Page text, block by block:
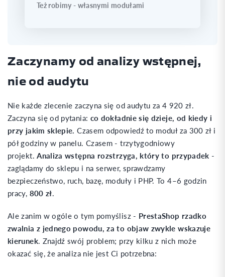
Też robimy - własnymi modułami
Zaczynamy od analizy wstępnej,
nie od audytu
Nie każde zlecenie zaczyna się od audytu za 4 920 zł.
Zaczyna się od pytania: co dokładnie się dzieje, od kiedy i
przy jakim sklepie. Czasem odpowiedź to moduł za 300 zł i
pół godziny w panelu. Czasem - trzytygodniowy
projekt.Analiza wstępna rozstrzyga, który to przypadek -
zaglądamy do sklepu i na serwer, sprawdzamy
bezpieczeństwo, ruch, bazę, moduły i PHP. To 4–6 godzin
pracy, 800 zł.
Ale zanim w ogóle o tym pomyślisz - PrestaShop rzadko
zwalnia z jednego powodu, za to objaw zwykle wskazuje
kierunek. Znajdź swój problem; przy kilku z nich może
okazać się, że analiza nie jest Ci potrzebna: